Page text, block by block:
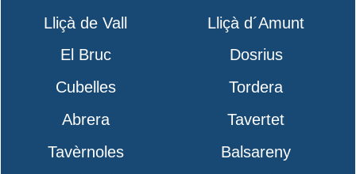
Lliçà de Vall
Lliçà d´Amunt
El Bruc
Dosrius
Cubelles
Tordera
Abrera
Tavertet
Tavèrnoles
Balsareny